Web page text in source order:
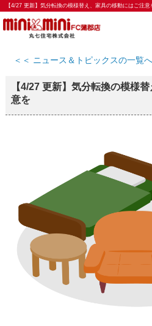
＜＜ ニュース＆トピックスの一覧
【4/27 更新】気分転換の模様
意を